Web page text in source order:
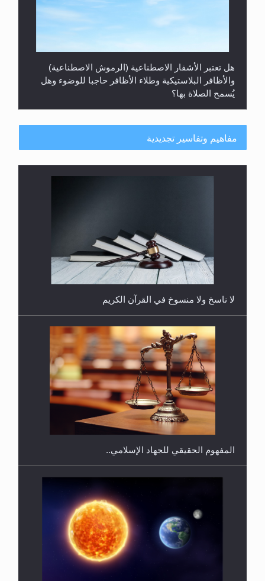
هل تعتبر الأشفار الاصطناعية (الرموش الاصطناعية)
والأظافر البلاستيكية وطلاء الأظافر حاجبا للوضوء وهل
يُسمح الصلاة بها؟
هل يُحسب حول الزكاة وفق السنة الميلادية أو الهجرية؟
هل يجوز فتح مشروع كوافير نسائي للمحجبات وغير
المحجبات؟
مفاهيم وتفاسير تجديدية
لا ناسخ ولا منسوخ في القرآن الكريم
المفهوم الحقيقي للجهاد الإسلامي..